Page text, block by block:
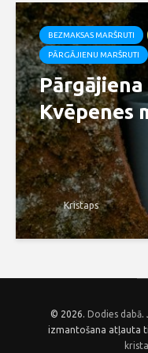
BEZMAKSAS MARŠRUTI
PĀRGĀJIENU MARŠRUTI
Kvēpenes
Kristaps
© 2026. Dodies dabā.
izmantošana atļauta